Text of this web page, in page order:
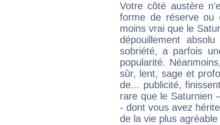
Votre côté austère
forme de réserve
moins vrai que le
dépouillement
sobriété, a parfois
popularité.
sûr, lent, sage et
de... publicité,
rare que le Saturnien
- dont vous avez
de la vie plus